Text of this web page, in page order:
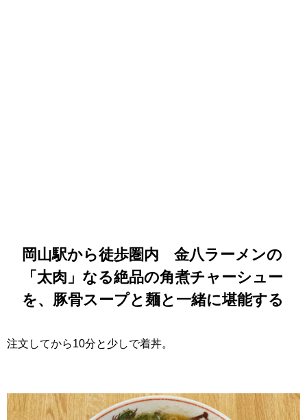
岡山駅から徒歩圏内 金八ラーメンの
「太肉」なる絶品の角煮チャーシュー
を、豚骨スープと麺と一緒に堪能する
注文してから10分と少しで着丼。